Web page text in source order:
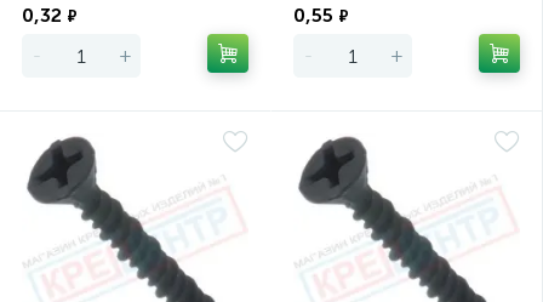
0,32 ₽
- +
0,55 ₽
- +